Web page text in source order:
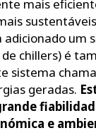
mais
adicionado um
chillers) é
sistema
geradas.
e